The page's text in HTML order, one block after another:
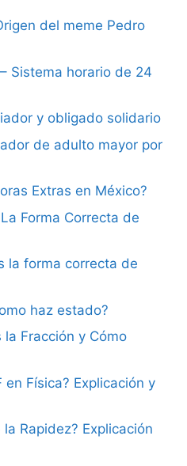
del meme Pedro
Sistema horario de 24
y obligado solidario
de adulto mayor por
Extras en México?
Forma Correcta de
la forma correcta de
haz estado?
Fracción y Cómo
en Física? Explicación y
Rapidez? Explicación